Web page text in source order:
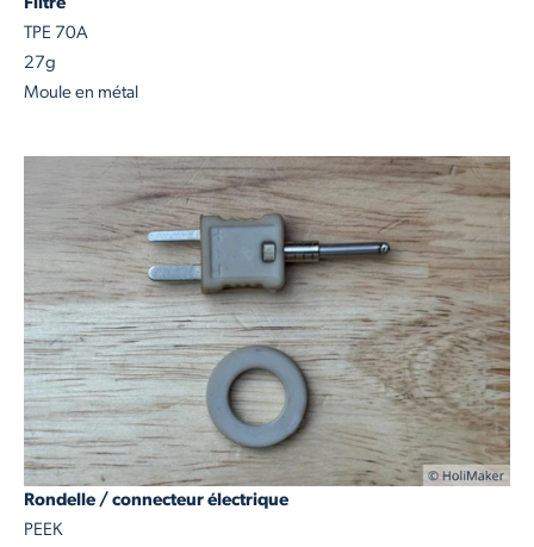
Filtre
TPE 70A
27g
Moule en métal
Rondelle / connecteur électrique
PEEK